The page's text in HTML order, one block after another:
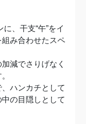
、干支“午”をイ
み合わせたスペ
減でさりげなく
ハンカチとして
の目隠しとして